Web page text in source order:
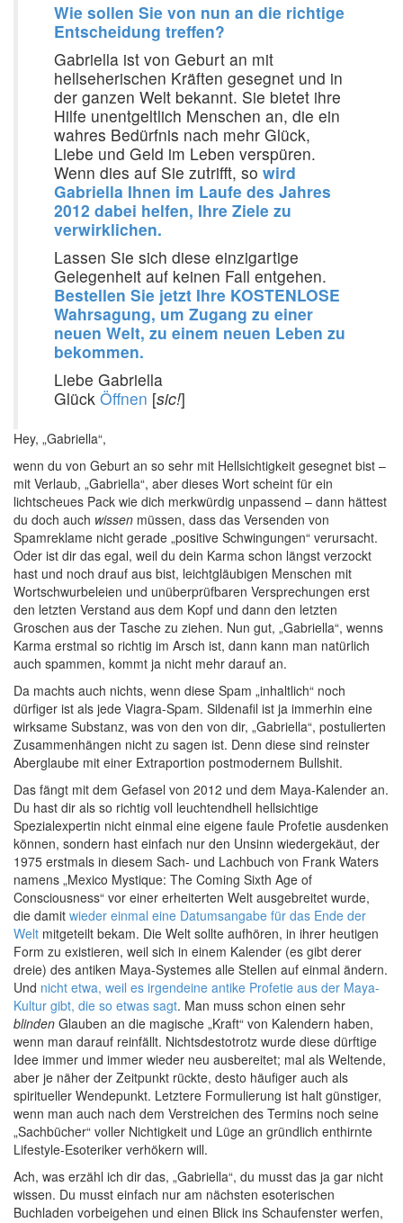
Wie sollen Sie von nun an die richtige
Entscheidung treffen?
Gabriella ist von Geburt an mit
hellseherischen Kräften gesegnet und in
der ganzen Welt bekannt. Sie bietet ihre
Hilfe unentgeltlich Menschen an, die ein
wahres Bedürfnis nach mehr Glück,
Liebe und Geld im Leben verspüren.
Wenn dies auf Sie zutrifft, so wird
Gabriella Ihnen im Laufe des Jahres
2012 dabei helfen, Ihre Ziele zu
verwirklichen.
Lassen Sie sich diese einzigartige
Gelegenheit auf keinen Fall entgehen.
Bestellen Sie jetzt Ihre KOSTENLOSE
Wahrsagung, um Zugang zu einer
neuen Welt, zu einem neuen Leben zu
bekommen.
Liebe Gabriella
Glück Öffnen [sic!]
Hey, „Gabriella“,
wenn du von Geburt an so sehr mit Hellsichtigkeit gesegnet bist –
mit Verlaub, „Gabriella“, aber dieses Wort scheint für ein
lichtscheues Pack wie dich merkwürdig unpassend – dann hättest
du doch auch wissen müssen, dass das Versenden von
Spamreklame nicht gerade „positive Schwingungen“ verursacht.
Oder ist dir das egal, weil du dein Karma schon längst verzockt
hast und noch drauf aus bist, leichtgläubigen Menschen mit
Wortschwurbeleien und unüberprüfbaren Versprechungen erst
den letzten Verstand aus dem Kopf und dann den letzten
Groschen aus der Tasche zu ziehen. Nun gut, „Gabriella“, wenns
Karma erstmal so richtig im Arsch ist, dann kann man natürlich
auch spammen, kommt ja nicht mehr darauf an.
Da machts auch nichts, wenn diese Spam „inhaltlich“ noch
dürfiger ist als jede Viagra-Spam. Sildenafil ist ja immerhin eine
wirksame Substanz, was von den von dir, „Gabriella“, postulierten
Zusammenhängen nicht zu sagen ist. Denn diese sind reinster
Aberglaube mit einer Extraportion postmodernem Bullshit.
Das fängt mit dem Gefasel von 2012 und dem Maya-Kalender an.
Du hast dir als so richtig voll leuchtendhell hellsichtige
Spezialexpertin nicht einmal eine eigene faule Profetie ausdenken
können, sondern hast einfach nur den Unsinn wiedergekäut, der
1975 erstmals in diesem Sach- und Lachbuch von Frank Waters
namens „Mexico Mystique: The Coming Sixth Age of
Consciousness“ vor einer erheiterten Welt ausgebreitet wurde,
die damit wieder einmal eine Datumsangabe für das Ende der
Welt mitgeteilt bekam. Die Welt sollte aufhören, in ihrer heutigen
Form zu existieren, weil sich in einem Kalender (es gibt derer
dreie) des antiken Maya-Systemes alle Stellen auf einmal ändern.
Und nicht etwa, weil es irgendeine antike Profetie aus der Maya-
Kultur gibt, die so etwas sagt. Man muss schon einen sehr
blinden Glauben an die magische „Kraft“ von Kalendern haben,
wenn man darauf reinfällt. Nichtsdestotrotz wurde diese dürftige
Idee immer und immer wieder neu ausbereitet; mal als Weltende,
aber je näher der Zeitpunkt rückte, desto häufiger auch als
spiritueller Wendepunkt. Letztere Formulierung ist halt günstiger,
wenn man auch nach dem Verstreichen des Termins noch seine
„Sachbücher“ voller Nichtigkeit und Lüge an gründlich enthirnte
Lifestyle-Esoteriker verhökern will.
Ach, was erzähl ich dir das, „Gabriella“, du musst das ja gar nicht
wissen. Du musst einfach nur am nächsten esoterischen
Buchladen vorbeigehen und einen Blick ins Schaufenster werfen,